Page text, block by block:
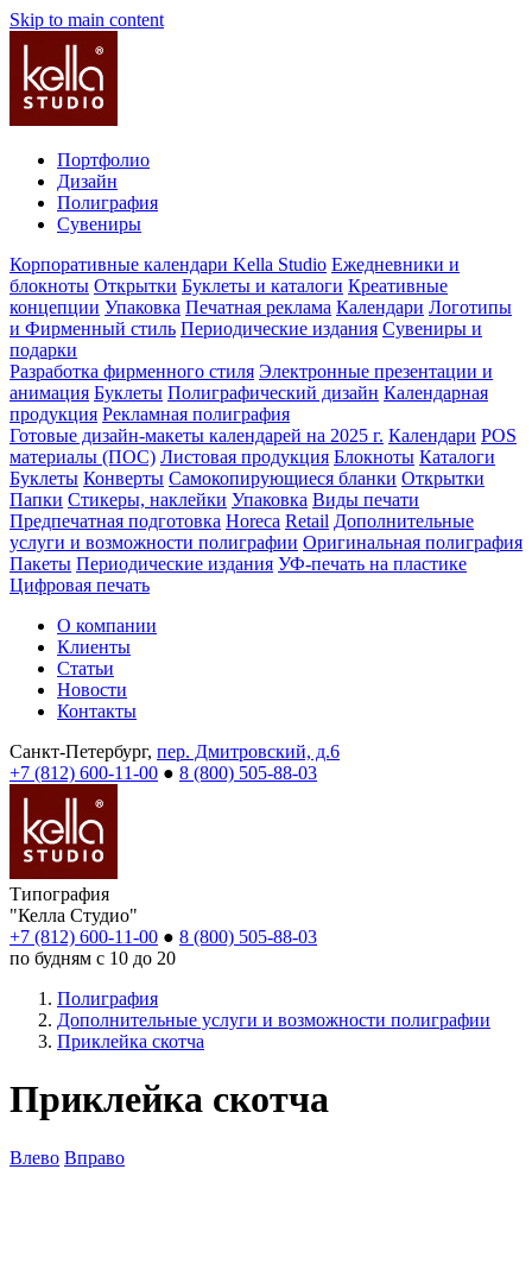
Skip to main content
Портфолио
Дизайн
Полиграфия
Сувениры
Корпоративные календари Kella Studio Ежедневники и
блокноты Открытки Буклеты и каталоги Креативные
концепции Упаковка Печатная реклама Календари Логотипы
и Фирменный стиль Периодические издания Сувениры и
подарки
Разработка фирменного стиля Электронные презентации и
анимация Буклеты Полиграфический дизайн Календарная
продукция Рекламная полиграфия
Готовые дизайн-макеты календарей на 2025 г. Календари POS
материалы (ПОС) Листовая продукция Блокноты Каталоги
Буклеты Конверты Самокопирующиеся бланки Открытки
Папки Стикеры, наклейки Упаковка Виды печати
Предпечатная подготовка Horeca Retail Дополнительные
услуги и возможности полиграфии Оригинальная полиграфия
Пакеты Периодические издания УФ-печать на пластике
Цифровая печать
О компании
Клиенты
Статьи
Новости
Контакты
Санкт-Петербург, пер. Дмитровский, д.6
+7 (812) 600-11-00 ● 8 (800) 505-88-03
Типография
"Келла Студио"
+7 (812) 600-11-00 ● 8 (800) 505-88-03
по будням с 10 до 20
Полиграфия
Дополнительные услуги и возможности полиграфии
Приклейка скотча
Приклейка скотча
Влево Вправо